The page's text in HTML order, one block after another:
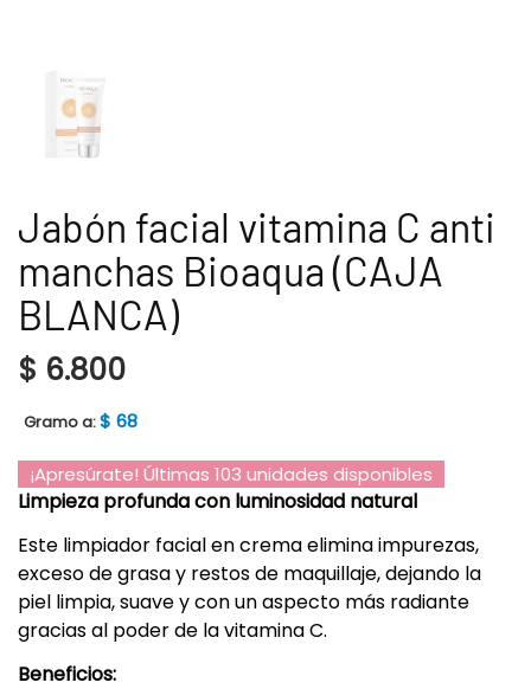
Jabón facial vitamina C anti
manchas Bioaqua (CAJA
BLANCA)
$ 6.800
Gramo a:$ 68
¡Apresúrate! Últimas 103 unidades disponibles
Limpieza profunda con luminosidad natural
Este limpiador facial en crema elimina impurezas,
exceso de grasa y restos de maquillaje, dejando la
piel limpia, suave y con un aspecto más radiante
gracias al poder de la vitamina C.
Beneficios: